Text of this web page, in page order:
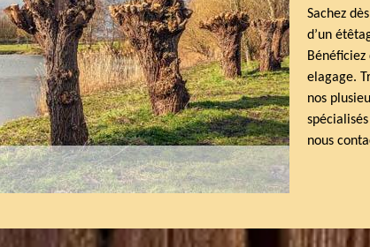
Sachez
d’un
elagage.
nos
nous